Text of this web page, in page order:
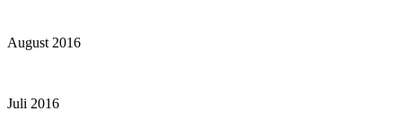
August 2016
Juli 2016